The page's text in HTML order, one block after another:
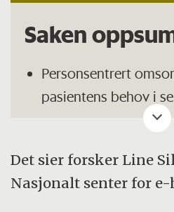
Saken
Personsentrert
pasientens behov i
Dagens digitale
mangler ofte
Studie foreslår en
Det sier forsker Line
Nasjonalt senter for